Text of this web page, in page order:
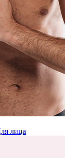
лица